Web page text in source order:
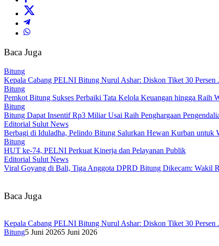
Baca Juga
Bitung
Kepala Cabang PELNI Bitung Nurul Ashar: Diskon Tiket 30
Bitung
Pemkot Bitung Sukses Perbaiki Tata Kelola Keuangan hingga Raih
Bitung
Bitung Dapat Insentif Rp3 Miliar Usai Raih Penghargaan
Editorial Sulut News
Berbagi di Iduladha, Pelindo Bitung Salurkan Hewan Kurban untuk
Bitung
HUT ke-74, PELNI Perkuat Kinerja dan Pelayanan Publik
Editorial Sulut News
Viral Goyang di Bali, Tiga Anggota DPRD Bitung Dikecam: Wakil
Baca Juga
Kepala Cabang PELNI Bitung Nurul Ashar: Diskon Tiket 30
Bitung5 Juni 20265 Juni 2026